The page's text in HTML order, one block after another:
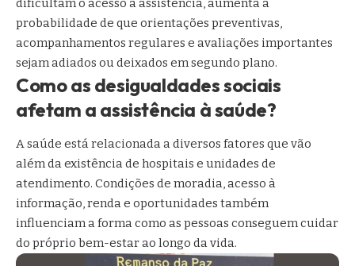
dificultam o acesso à assistência, aumenta a
probabilidade de que orientações preventivas,
acompanhamentos regulares e avaliações importantes
sejam adiados ou deixados em segundo plano.
Como as desigualdades sociais
afetam a assistência à saúde?
A saúde está relacionada a diversos fatores que vão
além da existência de hospitais e unidades de
atendimento. Condições de moradia, acesso à
informação, renda e oportunidades também
influenciam a forma como as pessoas conseguem cuidar
do próprio bem-estar ao longo da vida.